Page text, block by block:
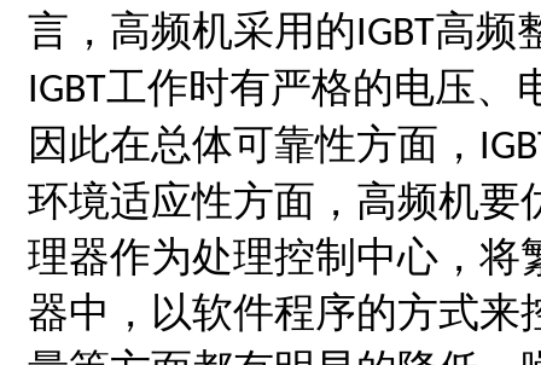
言，高频机采用的IGBT高频
IGBT工作时有严格的电压、
因此在总体可靠性方面，
环境适应性方面，高频
理器作为处理控制中心，将
器中，以软件程序的方式来